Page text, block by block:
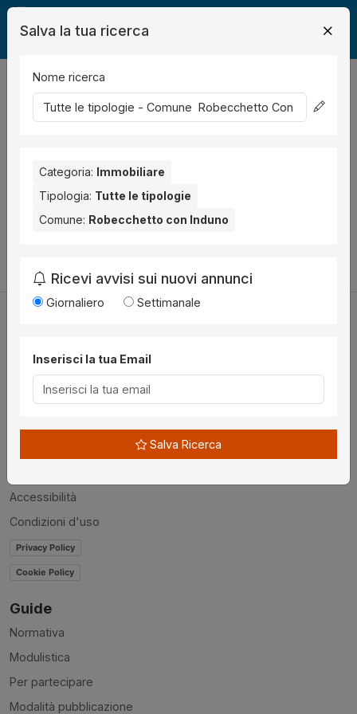
Legalmente Immobili
risultati Ordina per
con Induno. Nessun risultato per la Provincia selezionata:
Milano
Prova a modificare i parametri di ricerca:
Utilità
Chi siamo
Accessibilità
Condizioni d'uso
Privacy Policy
Cookie Policy
Guide
Normativa
Modulistica
Per partecipare
Modalità pubblicazione
Salva la tua ricerca
Nome ricerca
Categoria: Immobiliare
Tipologia: Tutte le tipologie
Comune: Robecchetto con Induno
Ricevi avvisi sui nuovi annunci
Giornaliero Settimanale
Inserisci la tua Email
Salva Ricerca